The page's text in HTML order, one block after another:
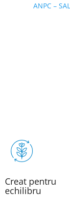
ANPC – SAL
Creat pentru
echilibru